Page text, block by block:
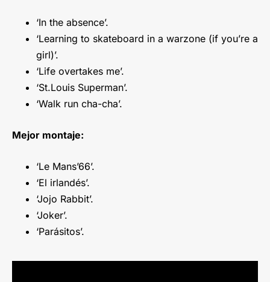
‘In the absence’.
‘Learning to skateboard in a warzone (if you’re a
girl)’.
‘Life overtakes me’.
‘St.Louis Superman’.
‘Walk run cha-cha’.
Mejor montaje:
‘Le Mans’66’.
‘El irlandés’.
‘Jojo Rabbit’.
‘Joker’.
‘Parásitos’.